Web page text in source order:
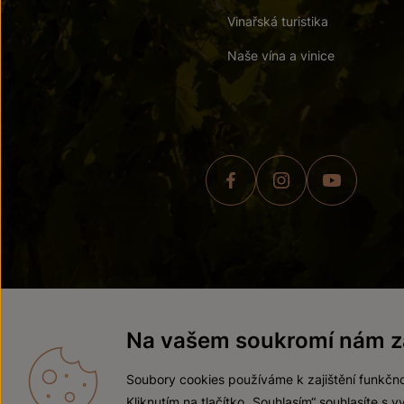
Vinařská turistika
Naše vína a vinice
Na vašem soukromí nám
Soubory cookies používáme k zajištění